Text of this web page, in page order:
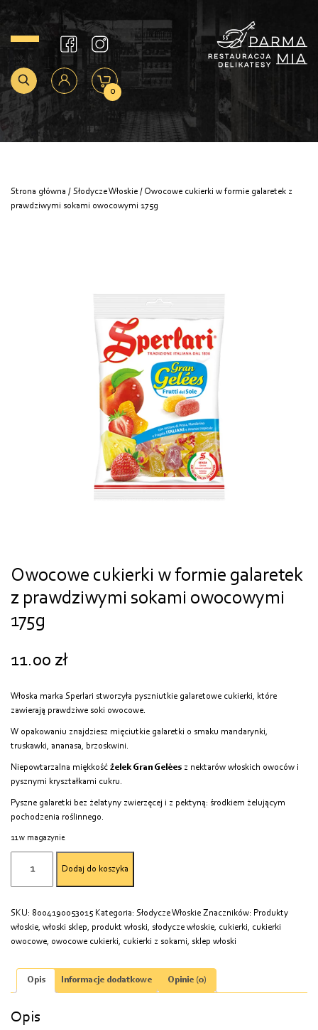
0
Strona główna / Słodycze Włoskie / Owocowe cukierki w formie galaretek z
prawdziwymi sokami owocowymi 175g
Owocowe cukierki w formie galaretek
z prawdziwymi sokami owocowymi
175g
11.00 zł
Włoska marka Sperlari stworzyła pyszniutkie galaretowe cukierki, które
zawierają prawdziwe soki owocowe.
W opakowaniu znajdziesz mięciutkie galaretki o smaku mandarynki,
truskawki, ananasa, brzoskwini.
Niepowtarzalna miękkość żelek Gran Gelées z nektarów włoskich owoców i
pysznymi kryształkami cukru.
Pyszne galaretki bez żelatyny zwierzęcej i z pektyną: środkiem żelującym
pochodzenia roślinnego.
11 w magazynie
Owocowe
cukierki
formie
galaretek
z
sokami
owocowymi
Dodaj do koszyka
SKU: 8004190053015 Kategoria: Słodycze Włoskie Znaczników: Produkty
włoskie, włoski sklep, produkt włoski, słodycze włoskie, cukierki, cukierki
owocowe, owocowe cukierki, cukierki z sokami, sklep włoski
Opis Informacje dodatkowe Opinie (0)
Opis